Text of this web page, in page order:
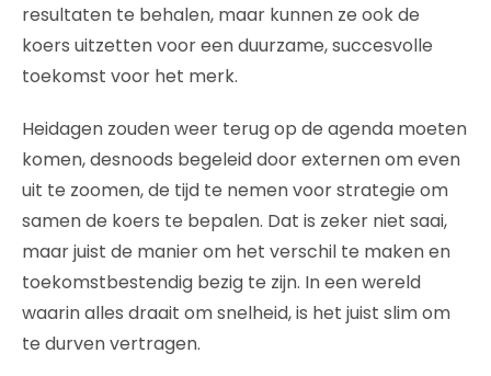
resultaten te behalen, maar kunnen ze ook de
koers uitzetten voor een duurzame, succesvolle
toekomst voor het merk.
Heidagen zouden weer terug op de agenda moeten
komen, desnoods begeleid door externen om even
uit te zoomen, de tijd te nemen voor strategie om
samen de koers te bepalen. Dat is zeker niet saai,
maar juist de manier om het verschil te maken en
toekomstbestendig bezig te zijn. In een wereld
waarin alles draait om snelheid, is het juist slim om
te durven vertragen.